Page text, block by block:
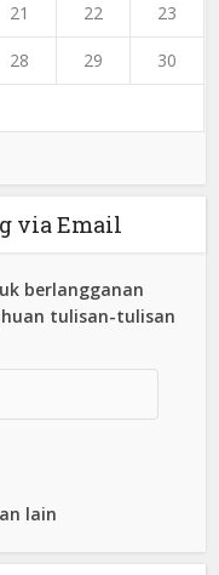
21 22 23
28 29 30
via Email
berlangganan
tulisan-tulisan
lain